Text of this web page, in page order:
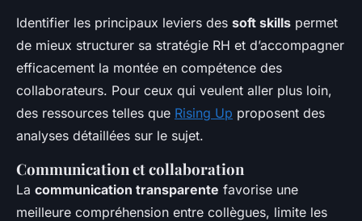
Identifier les principaux leviers des soft skills permet
de mieux structurer sa stratégie RH et d’accompagner
efficacement la montée en compétence des
collaborateurs. Pour ceux qui veulent aller plus loin,
des ressources telles que Rising Up proposent des
analyses détaillées sur le sujet.
Communication et collaboration
La communication transparente favorise une
meilleure compréhension entre collègues, limite les